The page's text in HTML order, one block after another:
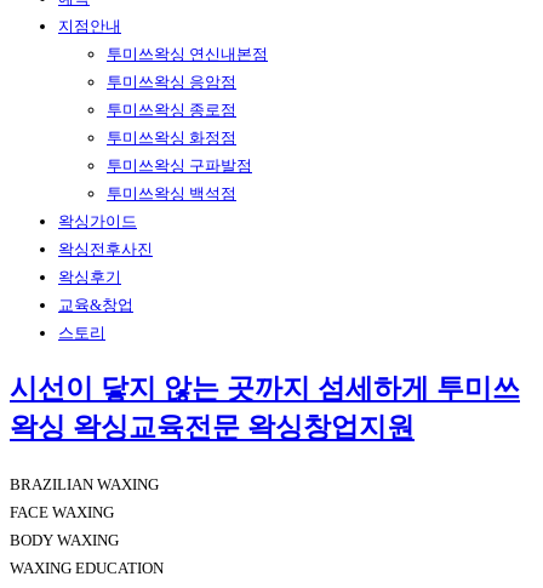
지점안내
투미쓰왁싱 연신내본점
투미쓰왁싱 응암점
투미쓰왁싱 종로점
투미쓰왁싱 화정점
투미쓰왁싱 구파발점
투미쓰왁싱 백석점
왁싱가이드
왁싱전후사진
왁싱후기
교육&창업
스토리
시선이 닿지 않는 곳까지 섬세하게 투미쓰
왁싱 왁싱교육전문 왁싱창업지원
BRAZILIAN WAXING
FACE WAXING
BODY WAXING
WAXING EDUCATION